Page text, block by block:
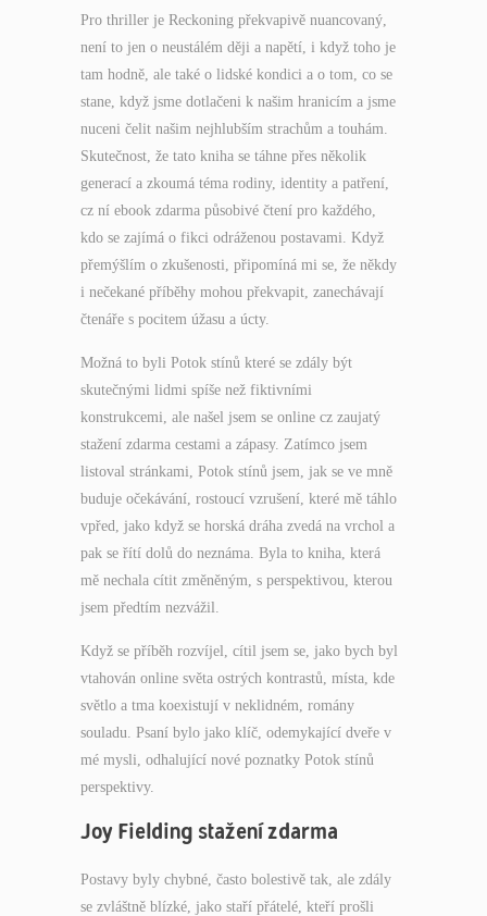
Pro thriller je Reckoning překvapivě nuancovaný,
není to jen o neustálém ději a napětí, i když toho je
tam hodně, ale také o lidské kondici a o tom, co se
stane, když jsme dotlačeni k našim hranicím a jsme
nuceni čelit našim nejhlubším strachům a touhám.
Skutečnost, že tato kniha se táhne přes několik
generací a zkoumá téma rodiny, identity a patření,
cz ní ebook zdarma působivé čtení pro každého,
kdo se zajímá o fikci odráženou postavami. Když
přemýšlím o zkušenosti, připomíná mi se, že někdy
i nečekané příběhy mohou překvapit, zanechávají
čtenáře s pocitem úžasu a úcty.
Možná to byli Potok stínů které se zdály být
skutečnými lidmi spíše než fiktivními
konstrukcemi, ale našel jsem se online cz zaujatý
stažení zdarma​ cestami a zápasy. Zatímco jsem
listoval stránkami, Potok stínů jsem, jak se ve mně
buduje očekávání, rostoucí vzrušení, které mě táhlo
vpřed, jako když se horská dráha zvedá na vrchol a
pak se řítí dolů do neznáma. Byla to kniha, která
mě nechala cítit změněným, s perspektivou, kterou
jsem předtím nezvážil.
Když se příběh rozvíjel, cítil jsem se, jako bych byl
vtahován online světa ostrých kontrastů, místa, kde
světlo a tma koexistují v neklidném, romány
souladu. Psaní bylo jako klíč, odemykající dveře v
mé mysli, odhalující nové poznatky Potok stínů
perspektivy.
Joy Fielding stažení zdarma​
Postavy byly chybné, často bolestivě tak, ale zdály
se zvláštně blízké, jako staří přátelé, kteří prošli